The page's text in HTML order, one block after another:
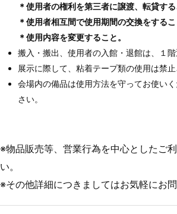
＊使用者の権利を第三者に譲渡、転貸する
＊使用者相互間で使用期間の交換をするこ
＊使用内容を変更すること。
搬入・搬出、使用者の入館・退館は、１階
展示に際して、粘着テープ類の使用は禁止
会場内の備品は使用方法を守ってお使い
さい。
※物品販売等、営業行為を中心としたご
い。
※その他詳細につきましてはお気軽にお問